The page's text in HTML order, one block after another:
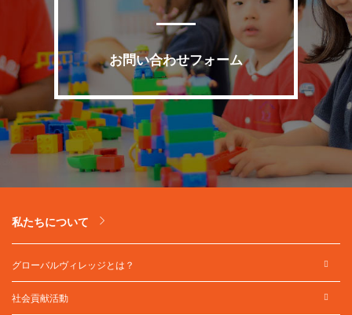
お問い合わせフォーム
私たちについて
グローバルヴィレッジとは？
社会貢献活動